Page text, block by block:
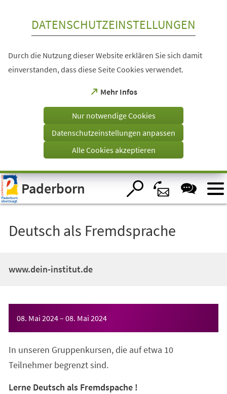
Visuelle
Assistenzsoftware
öffnen.
DATENSCHUTZEINSTELLUNGEN
Durch die Nutzung dieser Website erklären Sie sich damit
einverstanden, dass diese Seite Cookies verwendet.
Mehr Infos
(Öffnet
einem
Tab)
Nur notwendige Cookies
Datenschutzeinstellungen anpassen
Alle Cookies akzeptieren
Paderborn
Deutsch als Fremdsprache
www.dein-institut.de
08. Mai 2024– 08. Mai 2024
In unseren Gruppenkursen, die auf etwa 10
Teilnehmer begrenzt sind.
Lerne Deutsch als Fremdspache !